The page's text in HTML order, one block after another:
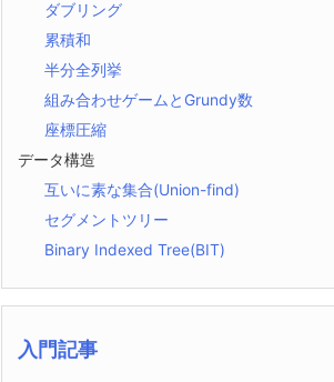
ダブリング
累積和
半分全列挙
組み合わせゲームとGrundy数
座標圧縮
データ構造
互いに素な集合(Union-find)
セグメントツリー
Binary Indexed Tree(BIT)
入門記事